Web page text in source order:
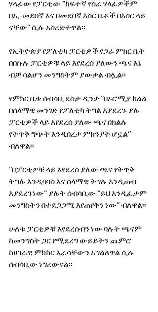
ሃላፊው የፓርቲው ‘’ከፍተኛ የስራ ሃላፊዎችም
በኢ-መደበኛ እና በመደበኛ እስር ቤቶች በእስር ላይ
ናቸው’’ ሲሉ አስረድተዋል፡፡
የኢትዮጵያ የፖለቲካ ፓርቲዎች የጋራ ምክር ቤት
በበኩሉ ፓርቲዎቹ ላይ እየደረሰ ያለውን ጫና እኔ
ብቻ ሳልሆን መንግስትም ያውቃል ብሏል፡፡
የምክር ቤቱ ሰብሳቢ ደስታ ዲንቃ ‘’በኦሮሚያ ክልል
በሰላማዊ መንገድ የፖለቲካ ትግል እያደረጉ ያሉ
ፓርቲዎች ላይ እየደረሰ ያለው ጫና በክልሉ
የትጥቅ ግጭት እንዲበረታ ምክንያት ሆኗል’’
ብለዋል፡፡
‘’በፓርቲዎቹ ላይ እየደረሰ ያለው ጫና የትጥቅ
ትግሉ እንዲባባስ እና ሰላማዊ ትግሉ እንዲጠብ
እያደረገ ነው’’ ያሉት ሰብሳቢው ‘’ይህ እንዲፈታም
መንግስትን በተደጋጋሚ እየጠየቅን ነው’’ ብለዋል፡፡
ሁለቱ ፓርቲዎቹ እየደረሰብን ነው ባሉት ጫናም
ከመንግስት ጋር የሚደረግ ውይይትን ጨምሮ
ከሀገራዊ ምክክር እራሳቸውን አግልለዋል ሲሉ
ሰብሳቢው ነግረውናል፡፡